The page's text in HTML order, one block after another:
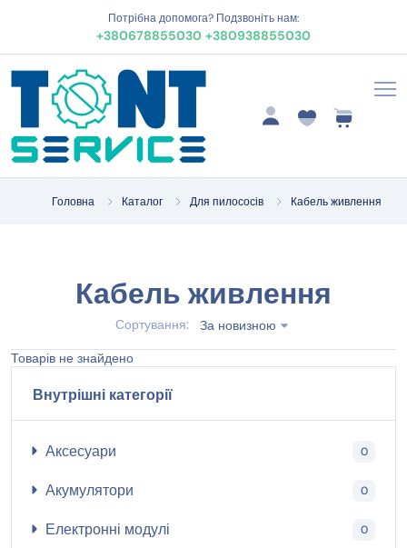
Потрібна допомога? Подзвоніть нам:
+380678855030 +380938855030
Головна Каталог Для пилососів Кабель живлення
Внутрішні категорії
Аксесуари 0
Акумулятори 0
Електронні модулі 0
Кабель живлення
Сортування:
За новизною
Товарів не знайдено